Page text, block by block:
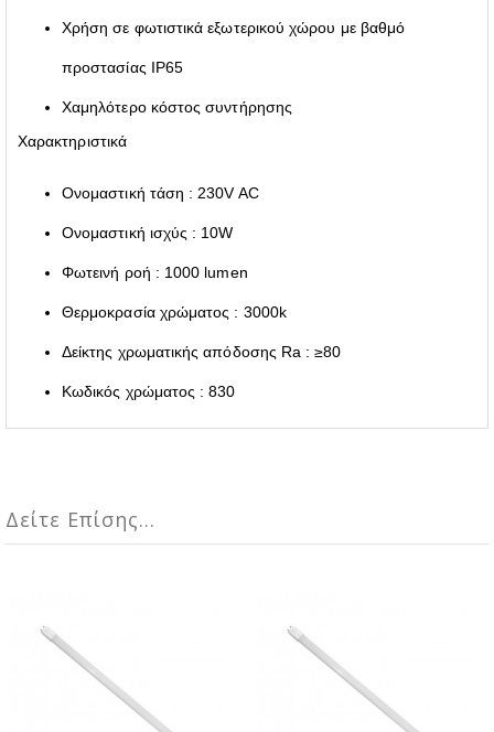
Χρήση σε φωτιστικά εξωτερικού χώρου με βαθμό
προστασίας IP65
Χαμηλότερο κόστος συντήρησης
Χαρακτηριστικά
Ονομαστική τάση : 230V AC
Ονομαστική ισχύς : 10W
Φωτεινή ροή : 1000 lumen
Θερμοκρασία χρώματος : 3000k
Δείκτης χρωματικής απόδοσης Ra : ≥80
Κωδικός χρώματος : 830
Δείτε Επίσης...